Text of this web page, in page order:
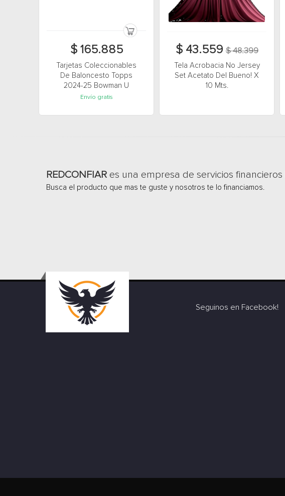
$ 165.885
Tarjetas Coleccionables
De Baloncesto Topps
2024-25 Bowman U
Envío gratis
$ 43.559$ 48.399
Tela Acrobacia No Jersey
Set Acetato Del Bueno! X
10 Mts.
REDCONFIAR es una empresa de servicios financieros
Busca el producto que mas te guste y nosotros te lo financiamos.
Seguinos en Facebook!